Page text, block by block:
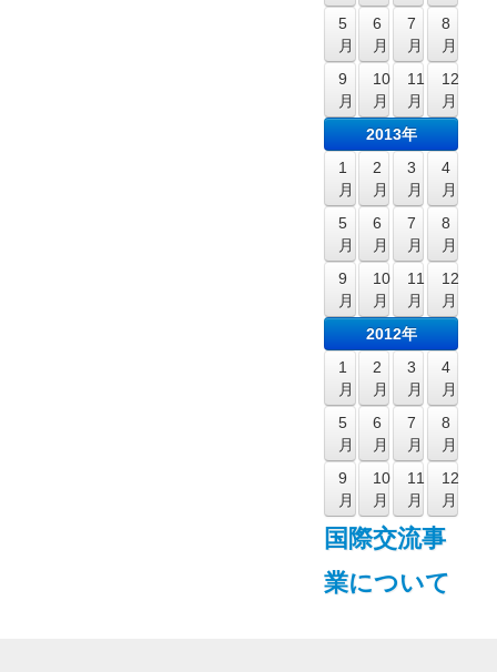
5
月
6
月
7
月
8
月
9
月
10
月
11
月
12
月
2013年
1
月
2
月
3
月
4
月
5
月
6
月
7
月
8
月
9
月
10
月
11
月
12
月
2012年
1
月
2
月
3
月
4
月
5
月
6
月
7
月
8
月
9
月
10
月
11
月
12
月
国際交流事
業について